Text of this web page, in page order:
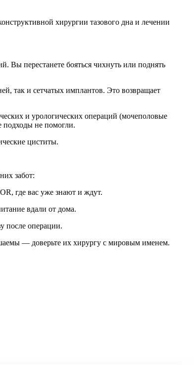
хирургии тазового дна и лечении
перестанете бояться чихнуть или поднять
так и сетчатых имплантов. Это возвращает
и урологических операций (мочеполовые
подходы не помогли.
циститы.
забот:
где вас уже знают и ждут.
вдали от дома.
после операции.
— доверьте их хирургу с мировым именем.